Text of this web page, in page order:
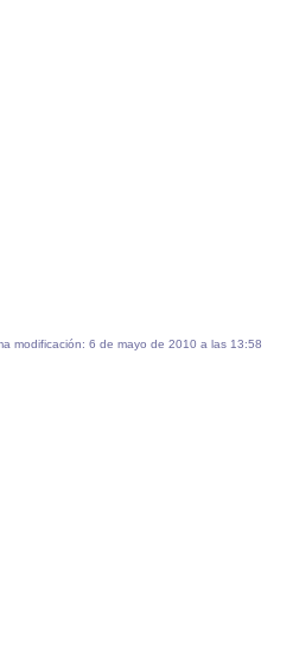
modificación: 6 de mayo de 2010 a las 13:58